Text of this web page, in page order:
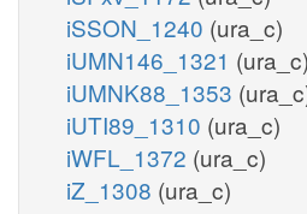
iSSON_1240 (ura_c)
iUMN146_1321 (ura_c)
iUMNK88_1353
iUTI89_1310 (ura_c)
iWFL_1372 (ura_c)
iZ_1308 (ura_c)